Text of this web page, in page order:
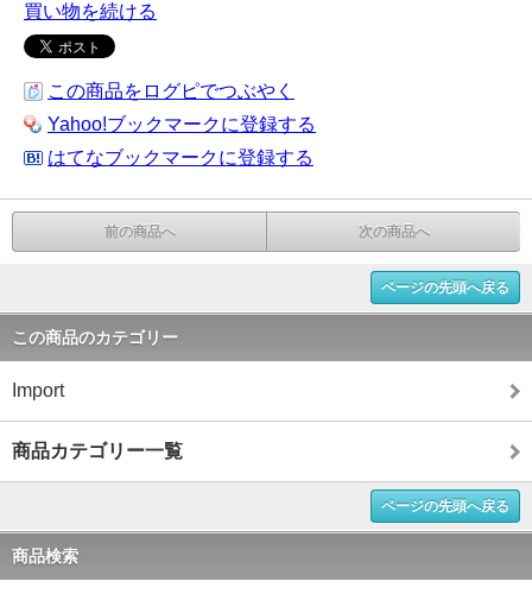
買い物を続ける
この商品をログピでつぶやく
Yahoo!ブックマークに登録する
はてなブックマークに登録する
前の商品へ 次の商品へ
ページの先頭へ戻る
この商品のカテゴリー
Import
商品カテゴリー一覧
ページの先頭へ戻る
商品検索